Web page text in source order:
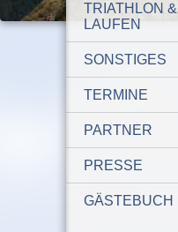
TRIATHLON &
LAUFEN
SONSTIGES
TERMINE
PARTNER
PRESSE
GÄSTEBUCH